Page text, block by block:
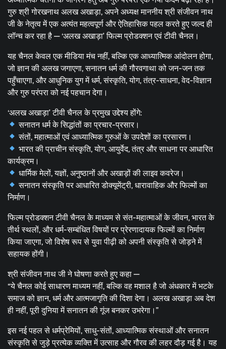
गुरु श्री गोरखनाथ अलख अखाड़ा, अपने अध्यक्ष माननीय श्री संजीवन नाथ
जी के नेतृत्व में एक अत्यंत महत्वपूर्ण और ऐतिहासिक पहल करते हुए जल्द ही
लॉन्च कर रहा है — ‘अलख अखाड़ा’ फिल्म प्रोडक्शन एवं टीवी चैनल।
यह चैनल केवल एक मीडिया मंच नहीं, बल्कि एक आध्यात्मिक आंदोलन होगा,
जो ज्ञान की अलख जगाएगा, सनातन धर्म की गौरवगाथा को जन-जन तक
पहुँचाएगा, और आधुनिक युग में धर्म, संस्कृति, योग, तंत्र-साधना, वेद-विज्ञान
और गुरु परंपरा को नई पहचान देगा।
‘अलख अखाड़ा’ टीवी चैनल के प्रमुख उद्देश्य होंगे:
सनातन धर्म के सिद्धांतों का प्रचार-प्रसार।
संतों, महात्माओं एवं आध्यात्मिक गुरुओं के उपदेशों का प्रसारण।
भारत की प्राचीन संस्कृति, योग, आयुर्वेद, तंत्र और साधना पर आधारित
कार्यक्रम।
धार्मिक मेलों, यज्ञों, अनुष्ठानों और अखाड़ों की लाइव कवरेज।
सनातन संस्कृति पर आधारित डोक्यूमेंट्री, धारावाहिक और फिल्मों का
निर्माण।
फिल्म प्रोडक्शन टीवी चैनल के माध्यम से संत-महात्माओं के जीवन, भारत के
तीर्थ स्थलों, और धर्म-सम्बंधित विषयों पर प्रेरणादायक फिल्मों का निर्माण
किया जाएगा, जो विशेष रूप से युवा पीढ़ी को अपनी संस्कृति से जोड़ने में
सहायक होंगी।
श्री संजीवन नाथ जी ने घोषणा करते हुए कहा —
“ये चैनल कोई साधारण माध्यम नहीं, बल्कि वह मशाल है जो अंधकार में भटके
समाज को ज्ञान, धर्म और आत्मजागृति की दिशा देगा। अलख अखाड़ा अब देश
ही नहीं, पूरी दुनिया में सनातन की गूंज बनकर उभरेगा।”
इस नई पहल से धर्मप्रेमियों, साधु-संतों, आध्यात्मिक संस्थाओं और सनातन
संस्कृति से जुड़े प्रत्येक व्यक्ति में उत्साह और गौरव की लहर दौड़ गई है। यह